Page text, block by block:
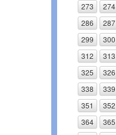
273
274
286
287
299
300
312
313
325
326
338
339
351
352
364
365